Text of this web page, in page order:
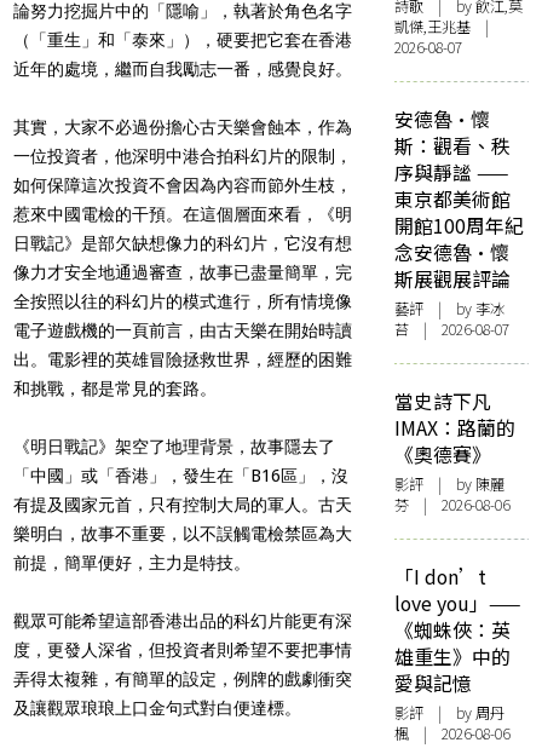
論努力挖掘片中的「隱喻」，執著於角色名字
（「重生」和「泰來」），硬要把它套在香港
近年的處境，繼而自我勵志一番，感覺良好。
其實，大家不必過份擔心古天樂會蝕本，作為
一位投資者，他深明中港合拍科幻片的限制，
如何保障這次投資不會因為內容而節外生枝，
惹來中國電檢的干預。在這個層面來看，《明
日戰記》是部欠缺想像力的科幻片，它沒有想
像力才安全地通過審查，故事已盡量簡單，完
全按照以往的科幻片的模式進行，所有情境像
電子遊戲機的一頁前言，由古天樂在開始時讀
出。電影裡的英雄冒險拯救世界，經歷的困難
和挑戰，都是常見的套路。
《明日戰記》架空了地理背景，故事隱去了
「中國」或「香港」，發生在「B16區」，沒
有提及國家元首，只有控制大局的軍人。古天
樂明白，故事不重要，以不誤觸電檢禁區為大
前提，簡單便好，主力是特技。
觀眾可能希望這部香港出品的科幻片能更有深
度，更發人深省，但投資者則希望不要把事情
弄得太複雜，有簡單的設定，例牌的戲劇衝突
及讓觀眾琅琅上口金句式對白便達標。
詩歌 | by 飲江,莫
凱傑,王兆基 |
2026-08-07
安德魯·懷
斯：觀看、秩
序與靜謐 ——
東京都美術館
開館100周年紀
念安德魯·懷
斯展觀展評論
藝評 | by 李冰
苔 | 2026-08-07
當史詩下凡
IMAX：路蘭的
《奧德賽》
影評 | by 陳麗
芬 | 2026-08-06
「I don’t
love you」——
《蜘蛛俠：英
雄重生》中的
愛與記憶
影評 | by周丹
楓 | 2026-08-06